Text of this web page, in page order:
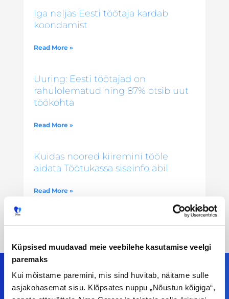
Küpsised muudavad meie veebilehe kasutamise veelgi
paremaks
Kui mõistame paremini, mis sind huvitab, näitame sulle
asjakohasemat sisu. Klõpsates nuppu „Nõustun kõigiga“,
Iga neljas Eesti töötaja kardab
koondamist
Read More »
Uuring: Eesti töötajad on
rahulolematud ning 87% otsib uut
töökohta
Read More »
Kuidas noored kiiremini tööle
aidata Töötukassa siseinfo abil
Read More »